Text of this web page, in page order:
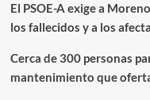
El PSOE-A exige a
los fallecidos y a los
Cerca de 300 personas
mantenimiento que